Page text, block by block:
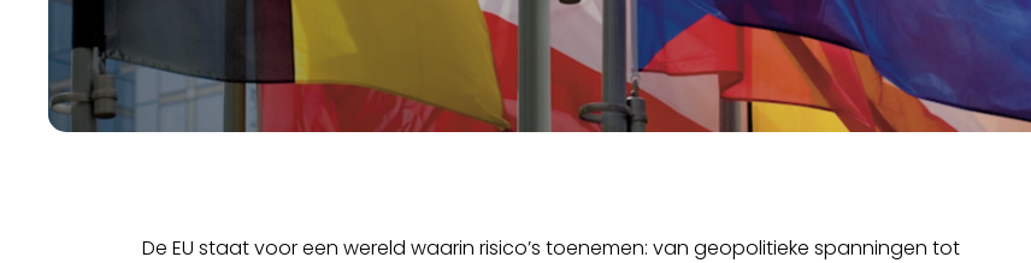
De EU staat voor een wereld waarin risico’s toenemen: van geopolitieke spanningen tot